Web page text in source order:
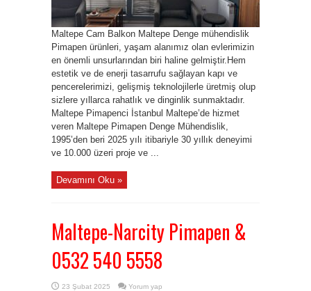
Maltepe Cam Balkon Maltepe Denge mühendislik
Pimapen ürünleri, yaşam alanımız olan evlerimizin
en önemli unsurlarından biri haline gelmiştir.Hem
estetik ve de enerji tasarrufu sağlayan kapı ve
pencerelerimizi, gelişmiş teknolojilerle üretmiş olup
sizlere yıllarca rahatlık ve dinginlik sunmaktadır.
Maltepe Pimapenci İstanbul Maltepe’de hizmet
veren Maltepe Pimapen Denge Mühendislik,
1995’den beri 2025 yılı itibariyle 30 yıllık deneyimi
ve 10.000 üzeri proje ve ...
Devamını Oku »
Maltepe-Narcity Pimapen &
0532 540 5558
23 Şubat 2025 Yorum yap